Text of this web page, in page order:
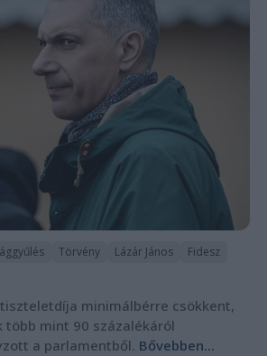
Törvény Lázár János
Fidesz
tiszteletdíja minimálbérre csökkent,
több mint 90 százalékáról
a parlamentből. Bővebben...